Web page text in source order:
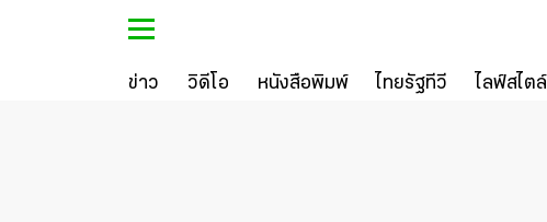
ข่าว วิดีโอ หนังสือพิมพ์ ไทยรัฐทีวี ไลฟ์สไตล์